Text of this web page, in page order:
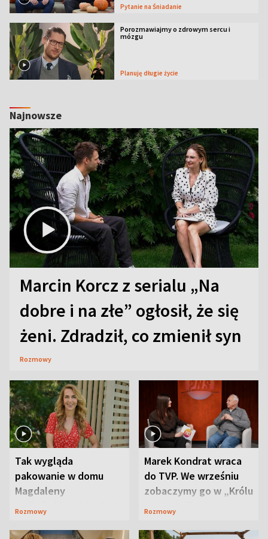
Pytanie na Śniadanie
Porozmawiajmy o zdrowym sercu i
mózgu
Planuję długie życie
Najnowsze
Marcin Korcz z serialu „Na
dobre i na złe” ogłosił, że się
żeni. Zdradził, co zmienił syn
Rozmowy
Tak wygląda
pakowanie w domu
Magdaleny
Waligórskiej-Lisieckiej.
Rozmowy
Marek Kondrat wraca
do TVP. We wrześniu
zobaczymy go w „Królu
Maciusiu I”
Rozmowy